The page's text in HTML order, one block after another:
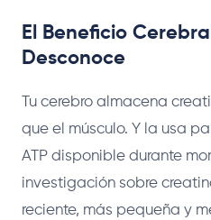
El Beneficio
Desconoce
Tu cerebro almacena
que el músculo. Y la usa
ATP disponible durante
investigación sobre
reciente, más pequeña y